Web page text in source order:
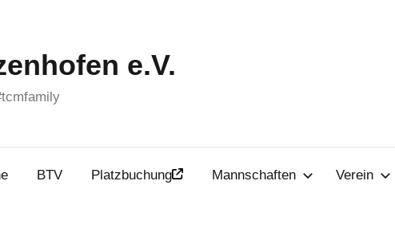
e.V.
BTV Platzbuchung Mannschaften Verein